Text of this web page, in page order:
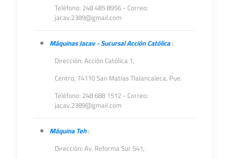
Teléfono: 248 485 8956 - Correo:
jacav.2389@gmail.com
Máquinas Jacav - Sucursal Acción Católica:
Dirección: Acción Católica 1,
Centro, 74110 San Matías Tlalancaleca, Pue.
Teléfono: 248 688 1512 - Correo:
jacav.2389@gmail.com
Máquina Teh:
Dirección: Av. Reforma Sur 541,